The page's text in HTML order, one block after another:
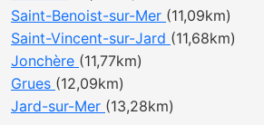
Saint-Benoist-sur-Mer (11,09km)
Saint-Vincent-sur-Jard (11,68km)
Jonchère (11,77km)
Grues (12,09km)
Jard-sur-Mer (13,28km)